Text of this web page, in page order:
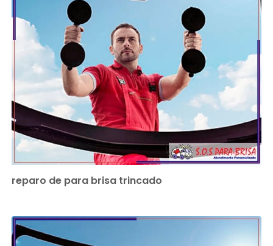
reparo de para brisa trincado